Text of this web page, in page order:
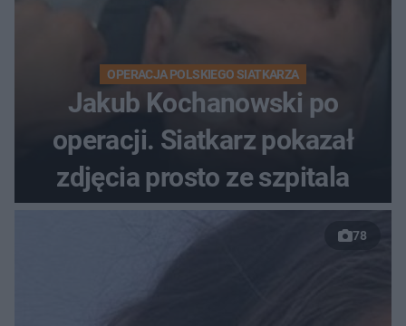
OPERACJA POLSKIEGO SIATKARZA
Jakub Kochanowski po
operacji. Siatkarz pokazał
zdjęcia prosto ze szpitala
78